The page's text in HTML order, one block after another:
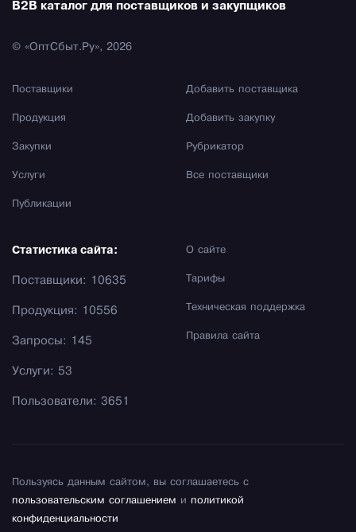
B2B каталог для поставщиков и закупщиков
© «ОптСбыт.Ру», 2026
Поставщики
Продукция
Закупки
Услуги
Публикации
Добавить поставщика
Добавить закупку
Рубрикатор
Все поставщики
О сайте
Тарифы
Техническая поддержка
Правила сайта
Статистика сайта:
Поставщики: 10635
Продукция: 10556
Запросы: 145
Услуги: 53
Пользователи: 3651
Пользуясь данным сайтом, вы соглашаетесь с
пользовательским соглашением и политикой
конфиденциальности